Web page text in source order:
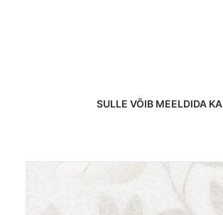
SULLE VÕIB MEELDIDA KA